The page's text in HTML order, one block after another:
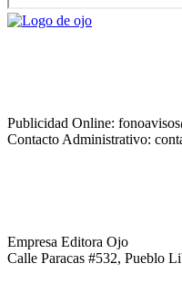
Publicidad Online:
Contacto Administrativo:
Empresa Editora Ojo
Calle Paracas #532, Pueblo